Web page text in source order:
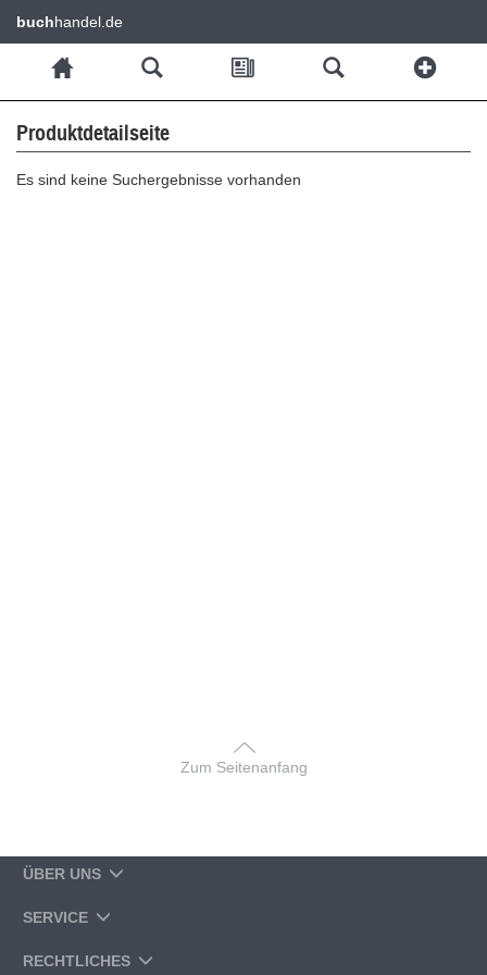
buchhandel.de
Produktdetailseite
Es sind keine Suchergebnisse vorhanden
Zum Seitenanfang
ÜBER UNS
SERVICE
RECHTLICHES